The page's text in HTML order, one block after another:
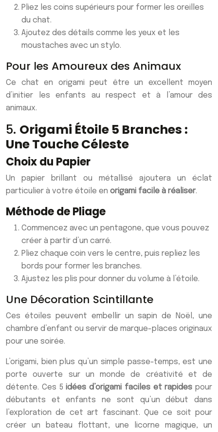
Pliez les coins supérieurs pour former les oreilles
du chat.
Ajoutez des détails comme les yeux et les
moustaches avec un stylo.
Pour les Amoureux des Animaux
Ce chat en origami peut être un excellent moyen
d’initier les enfants au respect et à l’amour des
animaux.
5. Origami Étoile 5 Branches :
Une Touche Céleste
Choix du Papier
Un papier brillant ou métallisé ajoutera un éclat
particulier à votre étoile en origami facile à réaliser.
Méthode de Pliage
Commencez avec un pentagone, que vous pouvez
créer à partir d’un carré.
Pliez chaque coin vers le centre, puis repliez les
bords pour former les branches.
Ajustez les plis pour donner du volume à l’étoile.
Une Décoration Scintillante
Ces étoiles peuvent embellir un sapin de Noël, une
chambre d’enfant ou servir de marque-places originaux
pour une soirée.
L’origami, bien plus qu’un simple passe-temps, est une
porte ouverte sur un monde de créativité et de
détente. Ces 5idées d’origami faciles et rapides pour
débutants et enfants ne sont qu’un début dans
l’exploration de cet art fascinant. Que ce soit pour
créer un bateau flottant, une licorne magique, un